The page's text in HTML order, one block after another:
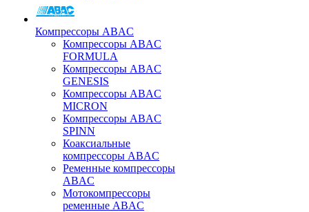
Компрессоры ABAC
Компрессоры ABAC
FORMULA
Компрессоры ABAC
GENESIS
Компрессоры ABAC
MICRON
Компрессоры ABAC
SPINN
Коаксиальные
компрессоры ABAC
Ременные компрессоры
ABAC
Мотокомпрессоры
ременные ABAC